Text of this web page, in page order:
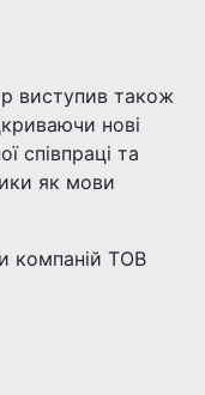
виступив також
нові
співпраці та
як мови
компаній ТОВ